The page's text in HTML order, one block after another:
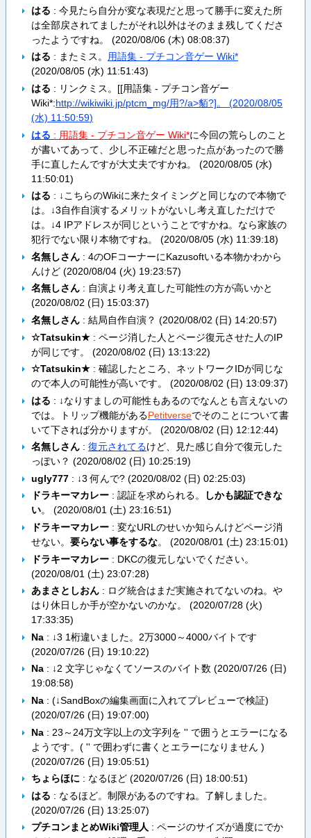
はる : 今見たら自分が変な表現だと思って勝手に変えた所
は全部戻されてましたがそれ以外はそのまま残してくださ
ったようですね。 (2020/08/06 (木) 08:08:37)
はる : またミス。 用語集 - プチコン音ゲー Wiki*
(2020/08/05 (水) 11:51:43)
はる : リンクミス。[[用語集 - プチコン音ゲー
Wiki*:http://wikiwiki.jp/ptcm_mg/用?/a>貊?]。 (2020/08/05
(水) 11:50:59)
はる : 用語集 - プチコン音ゲー Wiki*に今回の荒らしのこと
が書いてあって、少し不正確だと思った点があったので勝
手に直したんですが大丈夫ですかね。 (2020/08/05 (水)
11:50:01)
はる : ↓こちらのWikiに来たタイミングと同じなので本物で
は。↓3自作自演するメリットがないし考え直しただけで
は。↓4 IPアドレスが同じということですかね。なら家族の
犯行でない限り本物ですね。 (2020/08/05 (水) 11:39:18)
名無しさん: 4のOFコーナーにKazusoftいる本物かわから
んけど (2020/08/04 (火) 19:23:57)
名無しさん: 自演より考え直した可能性の方が高いかと
(2020/08/02 (日) 15:03:37)
名無しさん: 結局自作自演？ (2020/08/02 (日) 14:20:57)
☆Tatsukin★: ページ消した人とページ復元させた人のIP
が同じです。 (2020/08/02 (日) 13:13:22)
☆Tatsukin★: 確認したところ、ネットワークIDが同じな
ので本人の可能性が高いです。 (2020/08/02 (日) 13:09:37)
はる : ↓なりすましの可能性もあるのでなんとも言えないの
では。トリップ機能があるPetitverseでそのことについて書
いて下されば分かりますが。 (2020/08/02 (日) 12:12:44)
名無しさん: 復元されてるけど、見た感じ自分で復元した
っぽい？ (2020/08/02 (日) 10:25:19)
ugly777: ↓3 何んで? (2020/08/02 (日) 02:25:03)
ドラキーマカレー: 認証を求められる。
しかも認証できな
い。 (2020/08/01 (土) 23:16:51)
ドラキーマカレー: 変なURLのせいか知らんけどページ消
せない。 要らない事をするな。 (2020/08/01 (土) 23:15:01)
ドラキーマカレー: DKCの復元しないでください。
(2020/08/01 (土) 23:07:28)
あまさとしおん: ログ統合はまだ実施されてないのね。や
はり休日しか手が空かないのかな。 (2020/07/28 (火)
17:33:35)
Na: ↓3 1桁違いました。2万3000～4000バイトです
(2020/07/26 (日) 19:10:22)
Na: ↓2 文字じゃなくてソースのバイト数 (2020/07/26 (日)
19:08:58)
Na: (↓SandBoxの編集画面に入れてプレビューで検証)
(2020/07/26 (日) 19:07:00)
Na: 23～24万文字以上の文字列を '' で囲うとエラーになる
ようです。( '' で囲わずに書くとエラーになりません )
(2020/07/26 (日) 19:05:51)
ちょらほに: なるほど (2020/07/26 (日) 18:00:51)
はる : なるほど。制限があるのですね。了解しました。
(2020/07/26 (日) 13:25:07)
プチコンまとめWiki管理人 : ページのサイズが過度にでか